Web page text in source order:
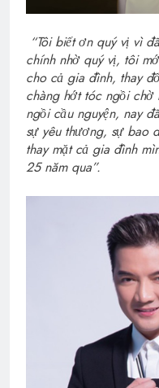
“Tôi biết ơn quý vị vì
chính nhờ quý vị, tôi
cho cả gia đình, thay
chàng hớt tóc ngồi chờ
ngồi cầu nguyện, nay
sự yêu thương, sự bao
thay mặt cả gia đình
25 năm qua”.